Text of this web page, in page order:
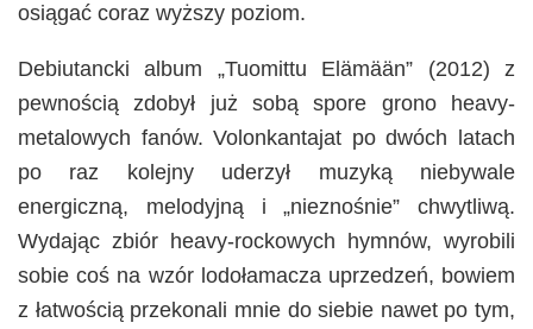
osiągać coraz wyższy poziom.
Debiutancki album „Tuomittu Elämään” (2012) z
pewnością zdobył już sobą spore grono heavy-
metalowych fanów. Volonkantajat po dwóch latach
po raz kolejny uderzył muzyką niebywale
energiczną, melodyjną i „nieznośnie” chwytliwą.
Wydając zbiór heavy-rockowych hymnów, wyrobili
sobie coś na wzór lodołamacza uprzedzeń, bowiem
z łatwością przekonali mnie do siebie nawet po tym,